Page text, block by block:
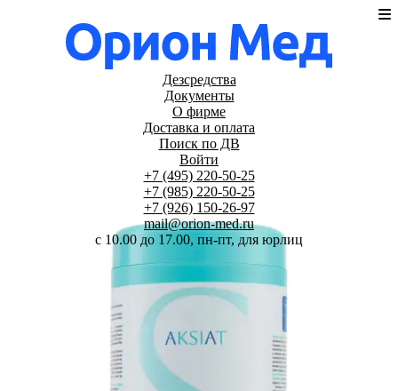
Дезсредства
Документы
О фирме
Доставка и оплата
Поиск по ДВ
Войти
+7 (495) 220-50-25
+7 (985) 220-50-25
+7 (926) 150-26-97
mail@orion-med.ru
c 10.00 до 17.00, пн-пт, для юрлиц